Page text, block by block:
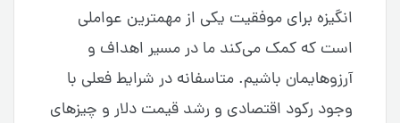
انگیزه برای موفقیت یکی از مهمترین عواملی
است که کمک می‌کند ما در مسیر اهداف و
آرزوهایمان باشیم. متاسفانه در شرایط فعلی با
وجود رکود اقتصادی و رشد قیمت دلار و چیزهای